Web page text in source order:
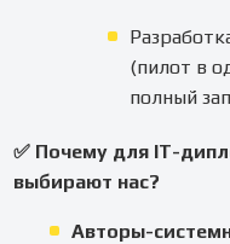
(пилот в
полный
✅ Почему для IT-
выбирают нас?
Авторы-